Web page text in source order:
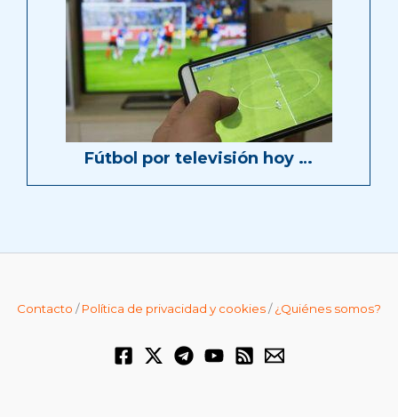
Fútbol por televisión hoy …
Contacto /Política de privacidad y cookies/¿Quiénes somos?